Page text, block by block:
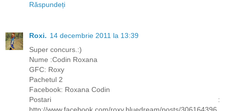
Răspundeți
Roxi. 14 decembrie 2011 la 13:39
Super concurs.:)
Nume :Codin Roxana
GFC: Roxy
Pachetul 2
Facebook: Roxana Codin
Postari :